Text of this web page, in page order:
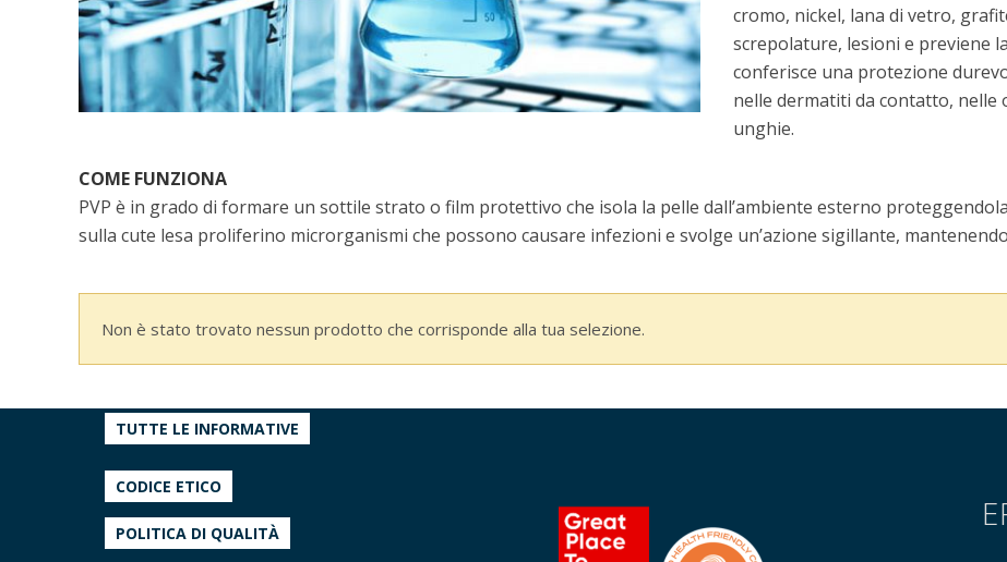
cromo, nickel, lana di vetro,
screpolature, lesioni e previene
conferisce una protezione
nelle dermatiti da contatto, nelle
unghie.
COME FUNZIONA
PVP è in grado di formare un sottile strato o film protettivo che isola la pelle dall’ambiente esterno
sulla cute lesa proliferino microrganismi che possono causare infezioni e svolge un’azione sigillante,
Non è stato trovato nessun prodotto che corrisponde alla tua selezione.
TUTTE LE INFORMATIVE
CODICE ETICO
POLITICA DI QUALITÀ